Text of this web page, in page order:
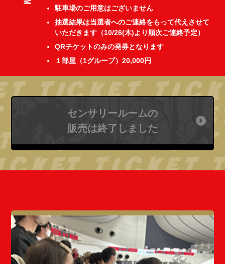
駐車場のご用意はございません
抽選結果は当選者へのご連絡をもって代えさせて
いただきます（10/26(木)より順次ご連絡予定）
QRチケットのみの発券となります
１部屋（1グループ）20,000円
センサリールームの
販売は終了しました